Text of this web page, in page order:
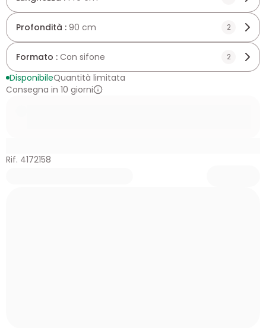
Profondità : 90 cm 2
Formato : Con sifone 2
DisponibileQuantità limitata
Consegna in 10 giorni
Rif. 4172158